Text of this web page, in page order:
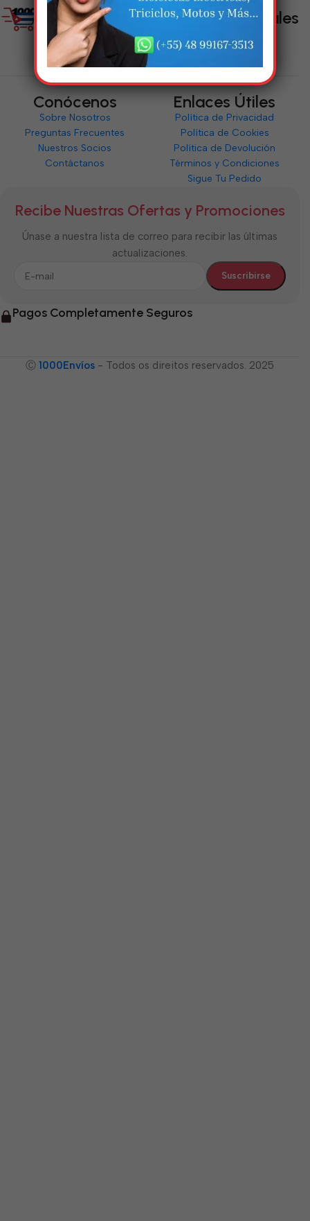
Enlaces Sociales
Conócenos
Sobre Nosotros
Preguntas Frecuentes
Nuestros Socios
Contáctanos
Enlaces Útiles
Política de Privacidad
Política de Cookies
Política de Devolución
Términos y Condiciones
Sigue Tu Pedido
Recibe Nuestras Ofertas y Promociones
Únase a nuestra lista de correo para recibir las últimas
actualizaciones.
Pagos Completamente Seguros
Ⓒ 1000Envíos - Todos os direitos reservados. 2025